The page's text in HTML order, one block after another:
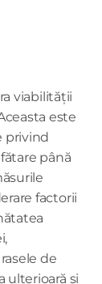
viabilității
este
privind
până
factorii
de
ulterioară și